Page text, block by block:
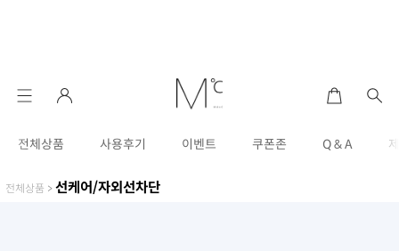
전체상품 사용후기 이벤트 쿠폰존 Q & A
전체상품 > 선케어/자외선차단